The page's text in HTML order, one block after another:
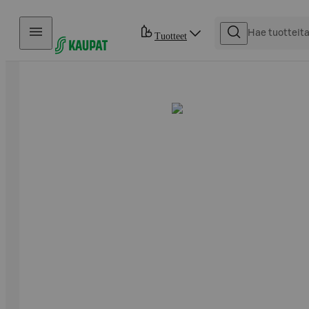
Hyppää sisältöön
Tuotteet